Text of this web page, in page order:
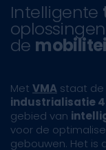
Intelligente
de
Met VMA staat de
industrialisatie
gebied van
voor de
gebouwen. Het is